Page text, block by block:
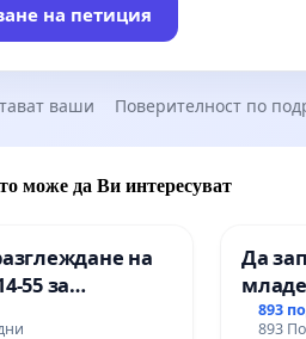
на петиция
ваши Поверителност по
може да Ви интересуват
на
55 за
Да
893
893